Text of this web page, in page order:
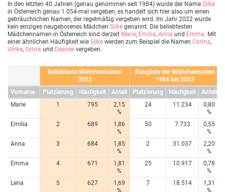
In den letzten 40 Jahren (genau genommen seit 1984) wurde der Name Silke
in Österreich genau 1.054-mal vergeben, es handelt sich hier also um einen
gebräuchlichen Namen, der regelmäßig vergeben wird. Im Jahr 2022 wurde
kein einziges neugeborenes Mädchen Silke genannt. Die beliebtesten
Mädchennamen in Österreich sind derzeit Marie, Emilia, Anna und Emma. Mit
einer ähnlichen Häufigkeit wie Silke werden zum Beispiel die Namen Corina,
Ulrike, Sylvia und Désirée vergeben.
Beliebteste Mädchennamen
2023
Rangliste der Mädchennamen
1984 bis 2023
Vorname
Platzierung Häufigkeit Anteil Platzierung Häufigkeit
Anteil
Marie
1 795
2,15
%
24 11.234
0,80
%
Emilia
2 689
1,86
%
50 7.733
0,55
%
Anna
3 684
1,85
%
2 31.037
2,20
%
Emma
4 671
1,81
%
25 10.917
0,78
%
Lena
5 627
1,69
%
7 18.514
1,31
%